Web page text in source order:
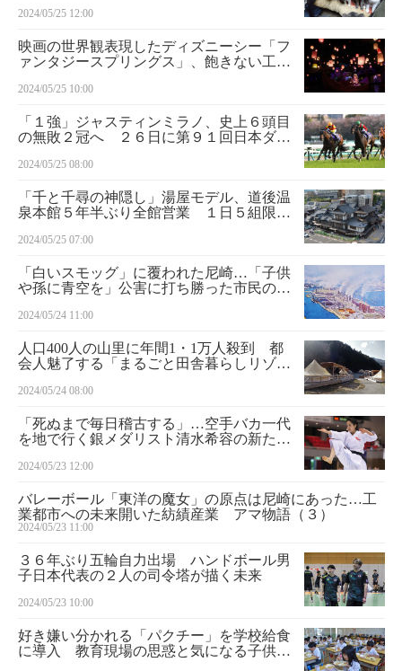
2024/05/25 12:00
映画の世界観表現したディズニーシー「フ
ァンタジースプリングス」、飽きない工夫
2024/05/25 10:00
「１強」ジャスティンミラノ、史上６頭目
の無敗２冠へ ２６日に第９１回日本ダー
2024/05/25 08:00
「千と千尋の神隠し」湯屋モデル、道後温
泉本館５年半ぶり全館営業 １日５組限定
2024/05/25 07:00
「白いスモッグ」に覆われた尼崎…「子供
や孫に青空を」公害に打ち勝った市民の闘
2024/05/24 11:00
人口400人の山里に年間1・1万人殺到 都
会人魅了する「まるごと田舎暮らしリゾー
2024/05/24 08:00
「死ぬまで毎日稽古する」…空手バカ一代
を地で行く銀メダリスト清水希容の新たな
2024/05/23 12:00
バレーボール「東洋の魔女」の原点は尼崎にあった…工
業都市への未来開いた紡績産業 アマ物語（３）
2024/05/23 11:00
３６年ぶり五輪自力出場 ハンドボール男
子日本代表の２人の司令塔が描く未来
2024/05/23 10:00
好き嫌い分かれる「パクチー」を学校給食
に導入 教育現場の思惑と気になる子供の